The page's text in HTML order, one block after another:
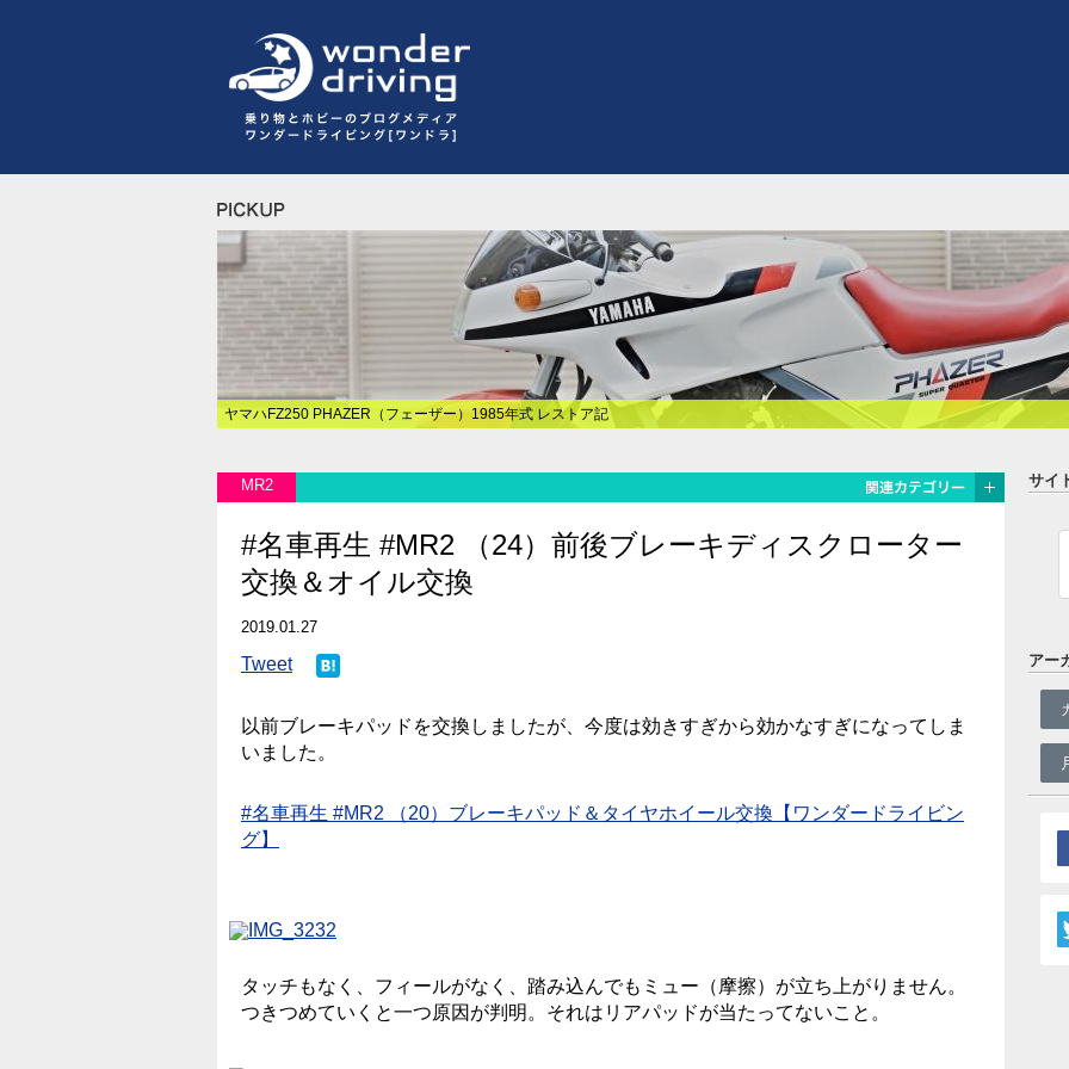
ヤマハFZ250 PHAZER（フェーザー）1985年式 レストア記
MR2
#名車再生 #MR2 （24）前後ブレーキディスクローター
交換＆オイル交換
2019.01.27
Tweet
以前ブレーキパッドを交換しましたが、今度は効きすぎから効かなすぎになってしま
いました。
#名車再生 #MR2 （20）ブレーキパッド＆タイヤホイール交換【ワンダードライビン
グ】
タッチもなく、フィールがなく、踏み込んでもミュー（摩擦）が立ち上がりません。
つきつめていくと一つ原因が判明。それはリアパッドが当たってないこと。
サイ
アー